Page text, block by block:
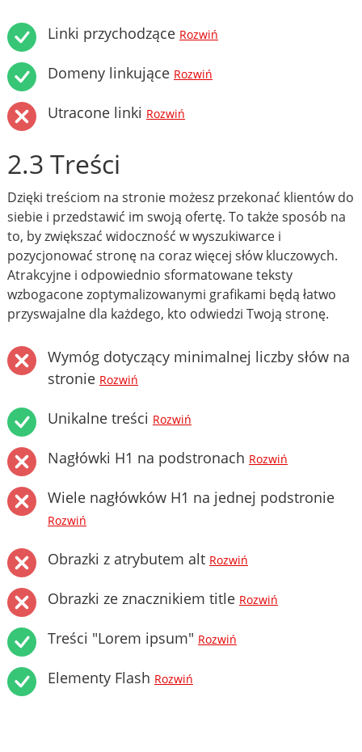
Linki przychodzące Rozwiń
Domeny linkujące Rozwiń
Utracone linki Rozwiń
2.3 Treści
Dzięki treściom na stronie możesz przekonać klientów do
siebie i przedstawić im swoją ofertę. To także sposób na
to, by zwiększać widoczność w wyszukiwarce i
pozycjonować stronę na coraz więcej słów kluczowych.
Atrakcyjne i odpowiednio sformatowane teksty
wzbogacone zoptymalizowanymi grafikami będą łatwo
przyswajalne dla każdego, kto odwiedzi Twoją stronę.
Wymóg dotyczący minimalnej liczby słów na
stronie Rozwiń
Unikalne treści Rozwiń
Nagłówki H1 na podstronach Rozwiń
Wiele nagłówków H1 na jednej podstronie
Rozwiń
Obrazki z atrybutem alt Rozwiń
Obrazki ze znacznikiem title Rozwiń
Treści "Lorem ipsum" Rozwiń
Elementy Flash Rozwiń